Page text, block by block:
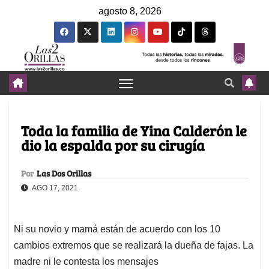
agosto 8, 2026
Toda la familia de Yina Calderón le
dio la espalda por su cirugía
Por Las Dos Orillas
AGO 17, 2021
Ni su novio y mamá están de acuerdo con los 10
cambios extremos que se realizará la dueña de fajas. La
madre ni le contesta los mensajes